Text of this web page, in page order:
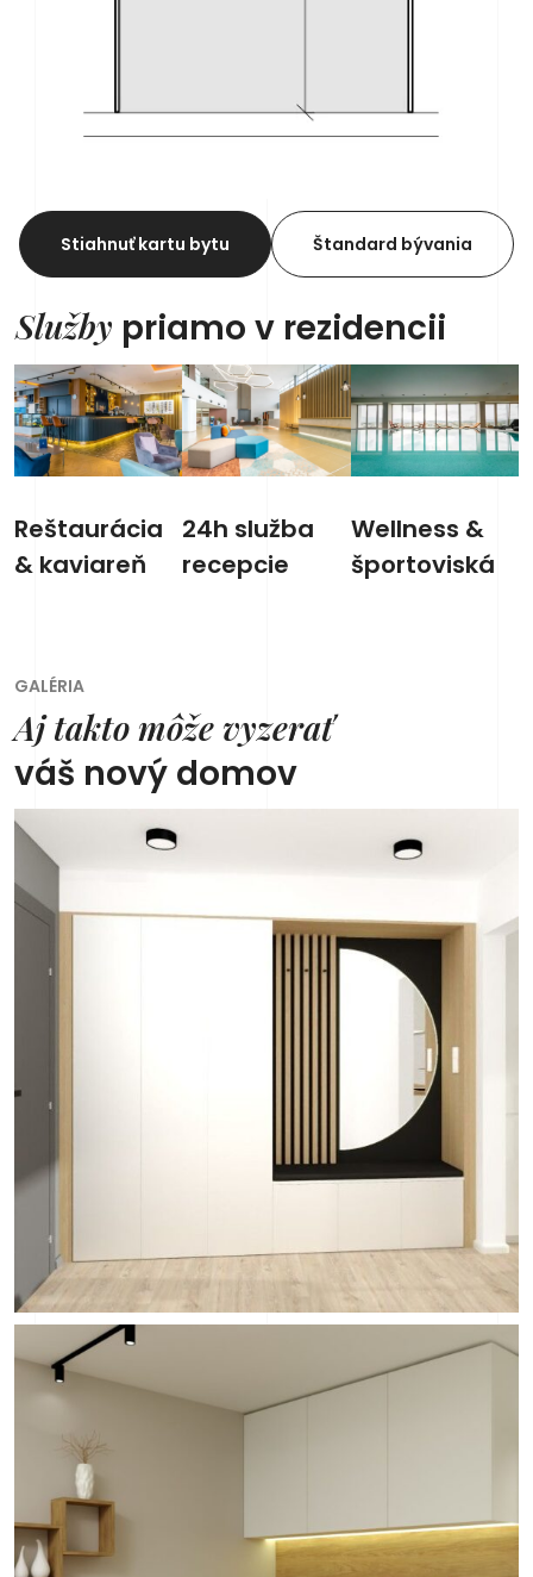
Stiahnuť kartu bytu Štandard bývania
Služby priamo v rezidencii
Reštaurácia
& kaviareň
24h služba
recepcie
Wellness &
športoviská
GALÉRIA
Aj takto môže vyzerať
váš nový domov